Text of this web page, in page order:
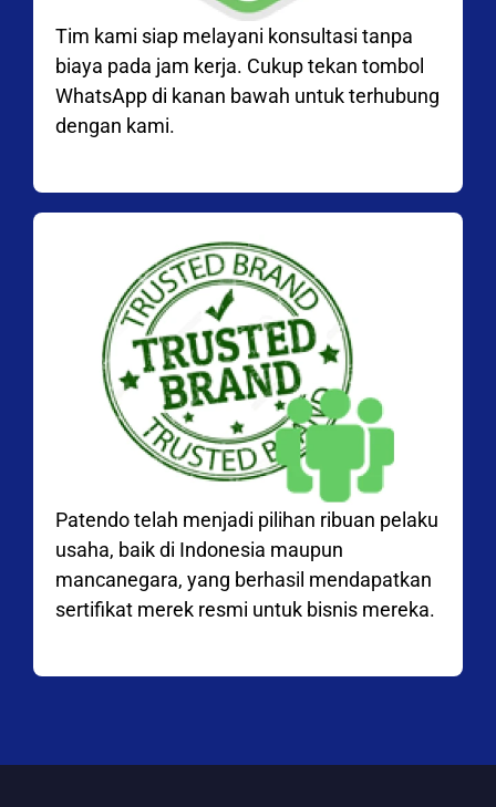
Tim kami siap melayani konsultasi tanpa
biaya pada jam kerja. Cukup tekan tombol
WhatsApp di kanan bawah untuk terhubung
dengan kami.
Patendo telah menjadi pilihan ribuan pelaku
usaha, baik di Indonesia maupun
mancanegara, yang berhasil mendapatkan
sertifikat merek resmi untuk bisnis mereka.